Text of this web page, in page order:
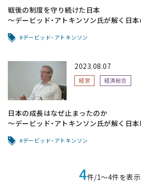
戦後の制度を守り続けた日本
～デービッド・アトキンソン氏が解く日本
デービッド・アトキンソン
2023.08.07
経営 経済総合
日本の成長はなぜ止まったのか
～デービッド・アトキンソン氏が解く日本
デービッド・アトキンソン
4件/1〜4件を表示